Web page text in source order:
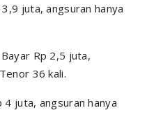
juta, angsuran hanya
Rp 2,5 juta,
36 kali.
4 juta, angsuran hanya